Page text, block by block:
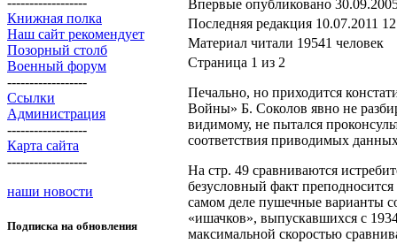
Книжная полка
Наш сайт рекомендует
Позорный столб
Военный форум
------------------
Ссылки
Администрация
------------------
Карта сайта
------------------
наши новости
Подписка на обновления
Впервые опубликовано
Последняя редакция 10.07.2011
Материал читали 19541 человек
Страница 1 из 2
Печально, но приходится
Войны» Б. Соколов явно не
видимому, не пытался
соответствия приводимых
На стр. 49 сравниваются
безусловный факт
самом деле пушечные варианты
«ишачков», выпускавшихся с
максимальной скоростью